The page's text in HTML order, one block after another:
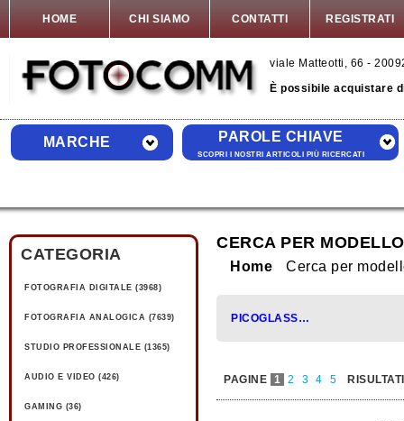
HOME CHI SIAMO CONTATTI REGISTRATI
viale Matteotti, 66 -
È possibile acquistare
MARCHE PAROLE CHIAVE
SCOPRI I NOSTRI ARTICOLI PIÙ RICERCATI
CATEGORIA
FOTOGRAFIA DIGITALE (3968)
FOTOGRAFIA ANALOGICA (7639)
STUDIO PROFESSIONALE (1365)
AUDIO E VIDEO (426)
GAMING (36)
CERCA PER
Home Cerca per
PICOGLASS (226)
PAGINE 1 2 3 4 5